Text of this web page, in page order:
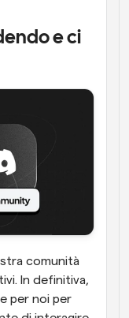
e ci
comunità
In definitiva,
per noi per